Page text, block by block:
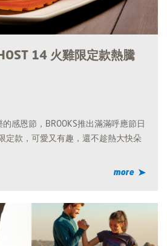
14 火雞限定款熱騰
感恩節，BROOKS推出滿滿呼應節日
定款，可愛又有趣，還不趁熱大快朵
more